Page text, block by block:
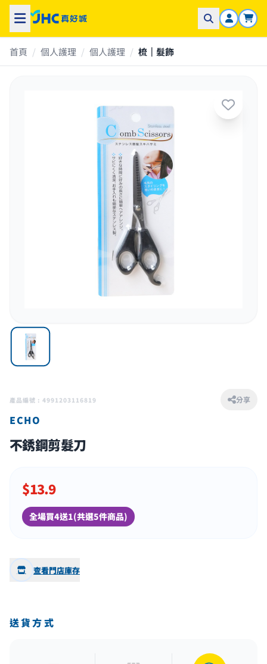
首頁 / 個人護理 / 個人護理 / 梳｜髮飾
產品編號 : 4991203116819 分享
ECHO
不銹鋼剪髮刀
$13.9
全場買4送1(共選5件商品)
查看門店庫存
送貨方式